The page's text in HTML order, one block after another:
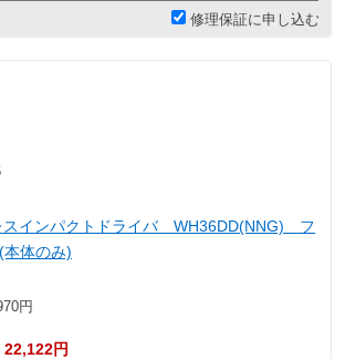
修理保証に申し込む
インパクトドライバ WH36DD(NNG) フ
本体のみ)
円
22,122円